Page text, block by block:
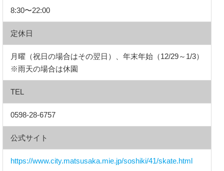
8:30〜22:00
定休日
月曜（祝日の場合はその翌日）、年末年始（12/29～1/3）
※雨天の場合は休園
TEL
0598-28-6757
公式サイト
https://www.city.matsusaka.mie.jp/soshiki/41/skate.html